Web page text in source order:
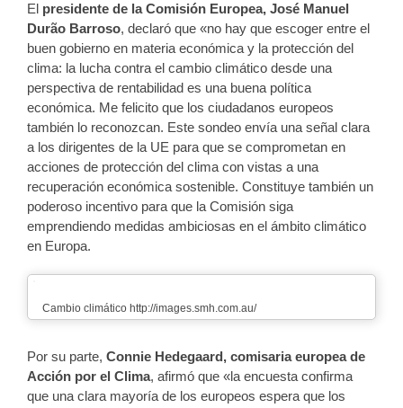
El presidente de la Comisión Europea, José Manuel
Durão Barroso, declaró que «no hay que escoger entre el
buen gobierno en materia económica y la protección del
clima: la lucha contra el cambio climático desde una
perspectiva de rentabilidad es una buena política
económica. Me felicito que los ciudadanos europeos
también lo reconozcan. Este sondeo envía una señal clara
a los dirigentes de la UE para que se comprometan en
acciones de protección del clima con vistas a una
recuperación económica sostenible. Constituye también un
poderoso incentivo para que la Comisión siga
emprendiendo medidas ambiciosas en el ámbito climático
en Europa.
Cambio climático http://images.smh.com.au/
Por su parte, Connie Hedegaard, comisaria europea de
Acción por el Clima, afirmó que «la encuesta confirma
que una clara mayoría de los europeos espera que los